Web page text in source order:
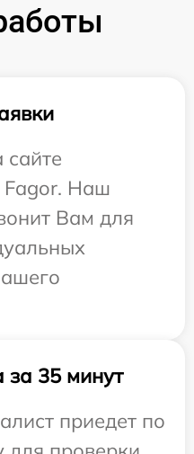
сайте
Fagor. Наш
Вам для
за 35 минут
приедет по